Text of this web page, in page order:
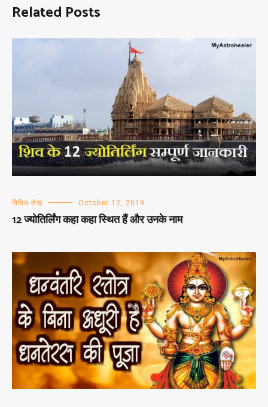
Related Posts
विविध-लेख October 12, 2019
12 ज्योतिर्लिंग कहा कहा स्थित हैं और उनके नाम